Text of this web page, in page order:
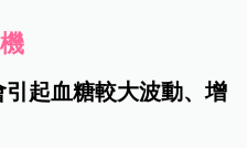
起血糖較大波動、增